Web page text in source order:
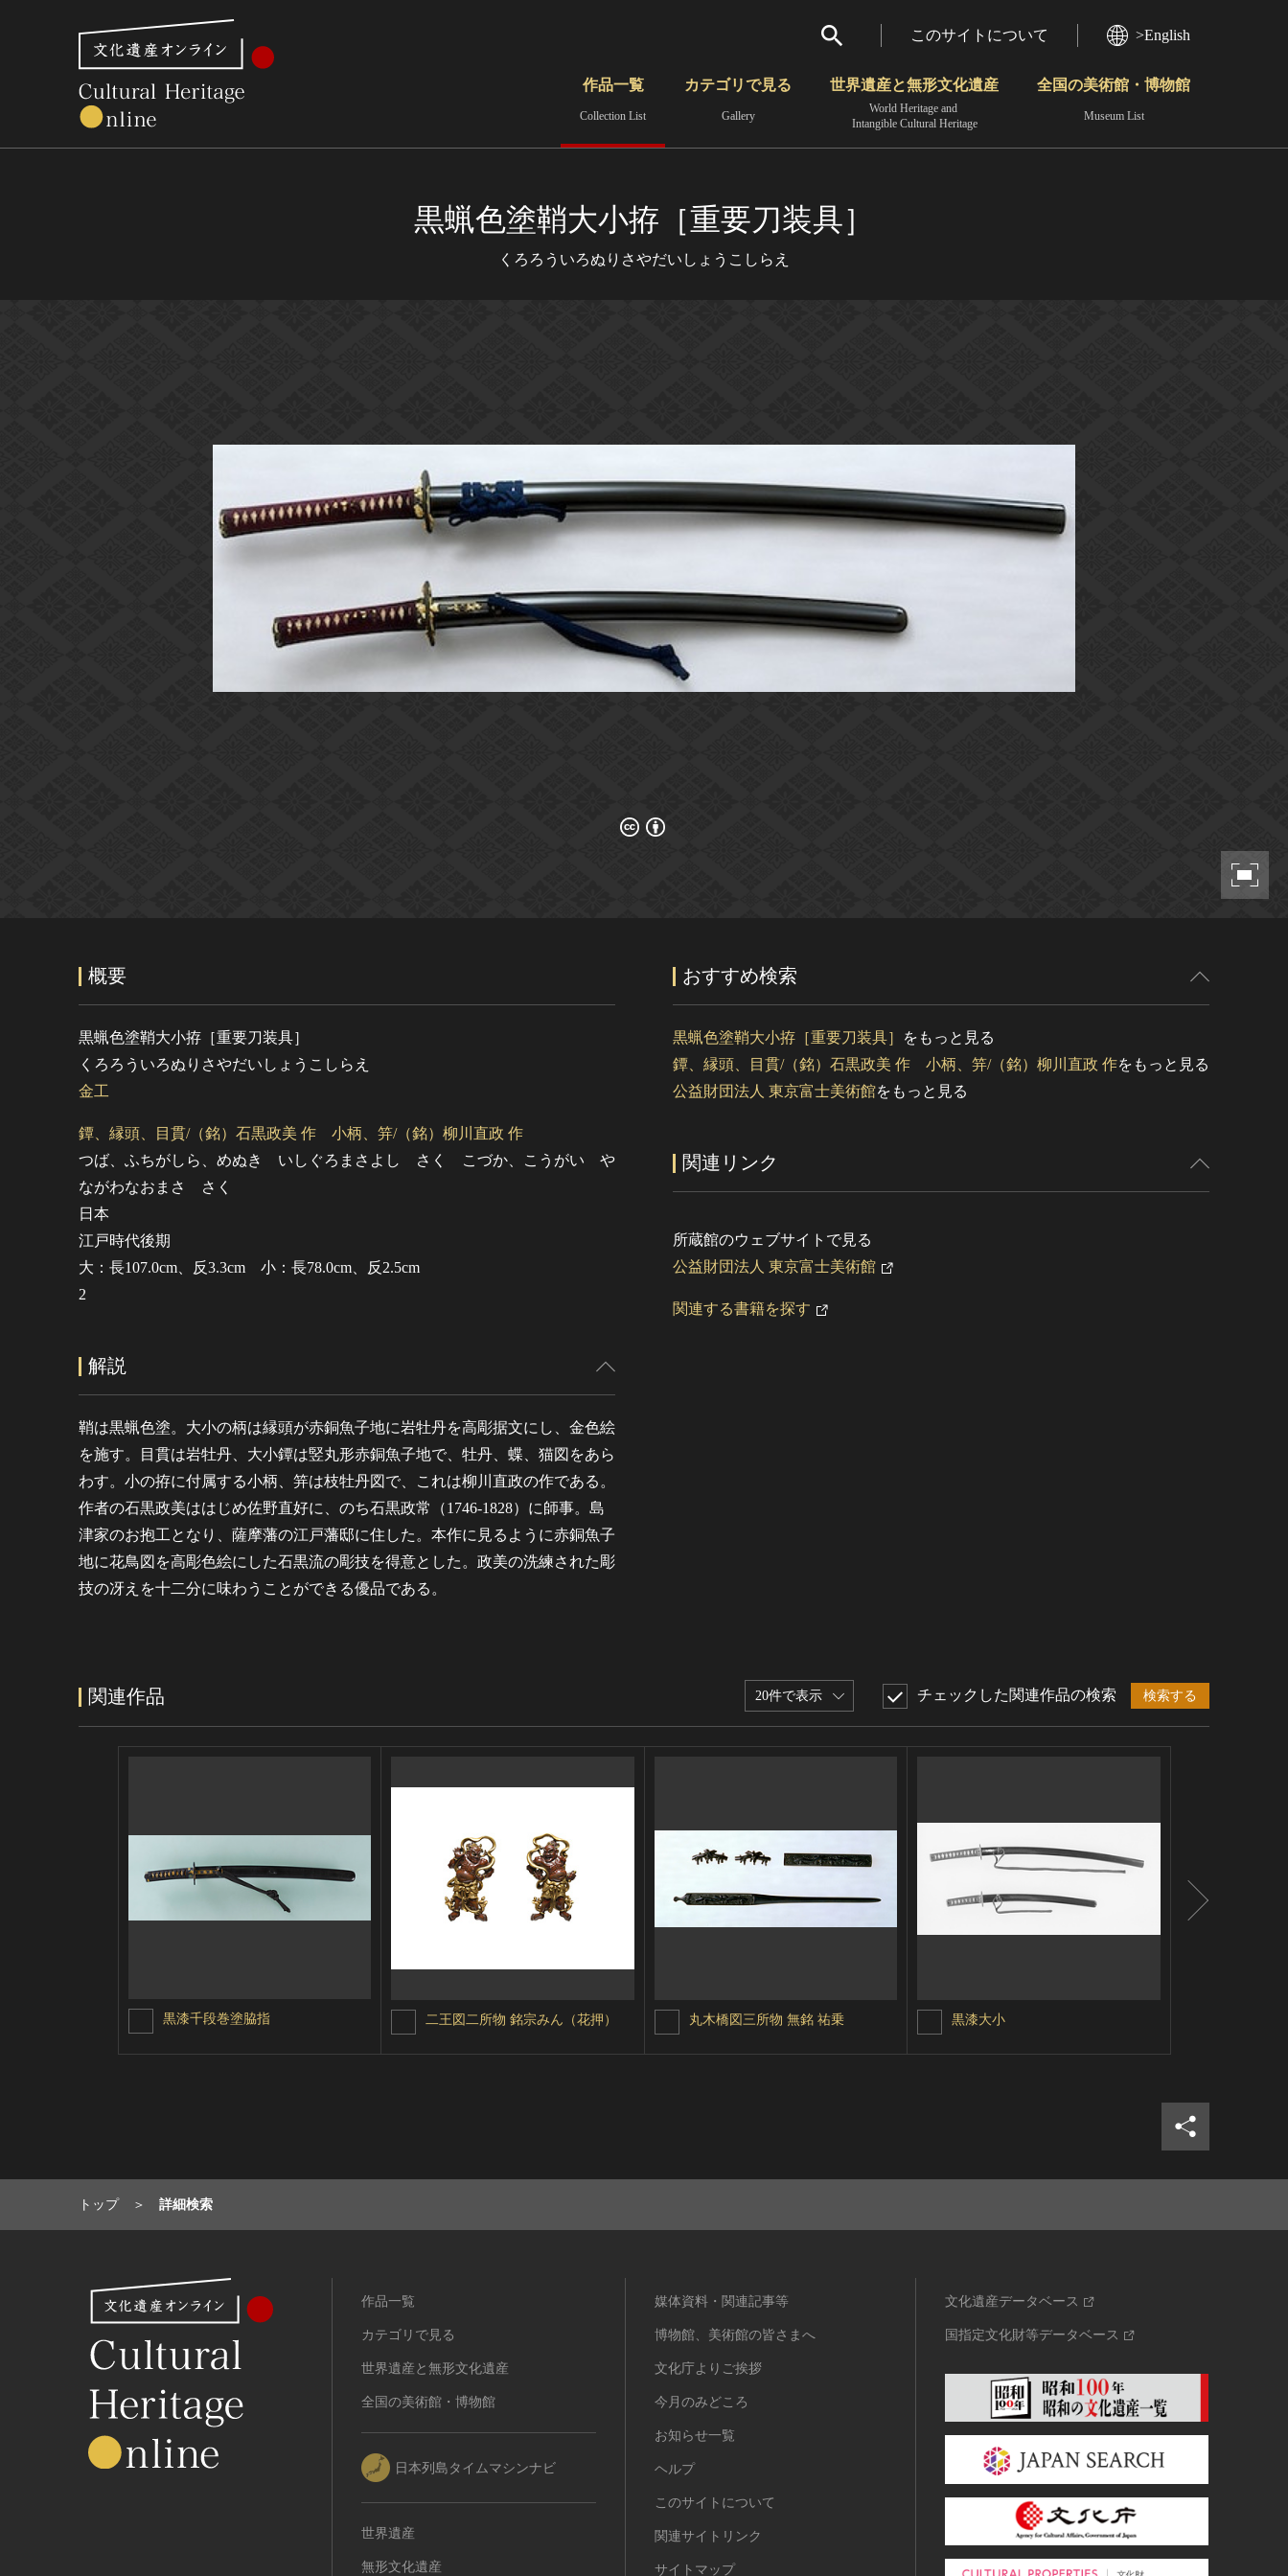
さらに詳細検索
このサイトについて >English
作品一覧
Collection List
カテゴリで見る
Gallery
世界遺産と無形文化遺産
World Heritage and
Intangible Cultural Heritage
全国の美術館・博物館
Museum List
黒蝋色塗鞘大小拵［重要刀装具］
くろろういろぬりさやだいしょうこしらえ
概要
黒蝋色塗鞘大小拵［重要刀装具］
くろろういろぬりさやだいしょうこしらえ
金工
鐔、縁頭、目貫/（銘）石黒政美 作 小柄、笄/（銘）柳川直政 作
つば、ふちがしら、めぬき いしぐろまさよし さく こづか、こうがい や
ながわなおまさ さく
日本
江戸時代後期
大：長107.0cm、反3.3cm 小：長78.0cm、反2.5cm
2
解説
鞘は黒蝋色塗。大小の柄は縁頭が赤銅魚子地に岩牡丹を高彫据文にし、金色絵
を施す。目貫は岩牡丹、大小鐔は竪丸形赤銅魚子地で、牡丹、蝶、猫図をあら
わす。小の拵に付属する小柄、笄は枝牡丹図で、これは柳川直政の作である。
作者の石黒政美ははじめ佐野直好に、のち石黒政常（1746-1828）に師事。島
津家のお抱工となり、薩摩藩の江戸藩邸に住した。本作に見るように赤銅魚子
地に花鳥図を高彫色絵にした石黒流の彫技を得意とした。政美の洗練された彫
技の冴えを十二分に味わうことができる優品である。
おすすめ検索
黒蝋色塗鞘大小拵［重要刀装具］
をもっと見る
鐔、縁頭、目貫/（銘）石黒政美 作 小柄、笄/（銘）柳川直政 作をもっと見る
公益財団法人 東京富士美術館をもっと見る
関連リンク
所蔵館のウェブサイトで見る
公益財団法人 東京富士美術館
関連する書籍を探す
関連作品 20件で表示 チェックした関連作品の検索 検索する
黒漆千段巻塗脇指 二王図二所物 銘宗みん（花押） 丸木橋図三所物 無銘 祐乗 黒漆大小
トップ 詳細検索
作品一覧
カテゴリで見る
世界遺産と無形文化遺産
全国の美術館・博物館
日本列島タイムマシンナビ
世界遺産
無形文化遺産
媒体資料・関連記事等
博物館、美術館の皆さまへ
文化庁よりご挨拶
今月のみどころ
お知らせ一覧
ヘルプ
このサイトについて
関連サイトリンク
サイトマップ
文化遺産データベース
国指定文化財等データベース